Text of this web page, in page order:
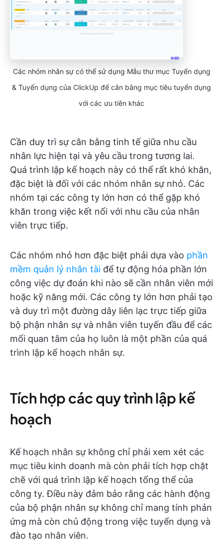
Các nhóm nhân sự có thể sử dụng Mẫu thư mục Tuyển dụng
& Tuyển dụng của ClickUp để cân bằng mục tiêu tuyển dụng
với các ưu tiên khác
Cần duy trì sự cân bằng tinh tế giữa nhu cầu
nhân lực hiện tại và yêu cầu trong tương lai.
Quá trình lập kế hoạch này có thể rất khó khăn,
đặc biệt là đối với các nhóm nhân sự nhỏ. Các
nhóm tại các công ty lớn hơn có thể gặp khó
khăn trong việc kết nối với nhu cầu của nhân
viên trực tiếp.
Các nhóm nhỏ hơn đặc biệt phải dựa vào phần
mềm quản lý nhân tài để tự động hóa phần lớn
công việc dự đoán khi nào sẽ cần nhân viên mới
hoặc kỹ năng mới. Các công ty lớn hơn phải tạo
và duy trì một đường dây liên lạc trực tiếp giữa
bộ phận nhân sự và nhân viên tuyến đầu để các
mối quan tâm của họ luôn là một phần của quá
trình lập kế hoạch nhân sự.
Tích hợp các quy trình lập kế
hoạch
Kế hoạch nhân sự không chỉ phải xem xét các
mục tiêu kinh doanh mà còn phải tích hợp chặt
chẽ với quá trình lập kế hoạch tổng thể của
công ty. Điều này đảm bảo rằng các hành động
của bộ phận nhân sự không chỉ mang tính phản
ứng mà còn chủ động trong việc tuyển dụng và
đào tạo nhân viên.